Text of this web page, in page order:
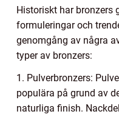
Historiskt har bronzers
formuleringar och
genomgång av några
typer av bronzers:
1. Pulverbronzers:
populära på grund av
naturliga finish.